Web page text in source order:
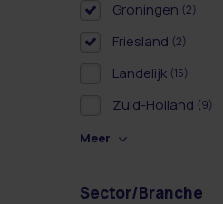
Groningen (2)
Friesland (2)
Landelijk (15)
Zuid-Holland (9)
Meer
Sector/Branche